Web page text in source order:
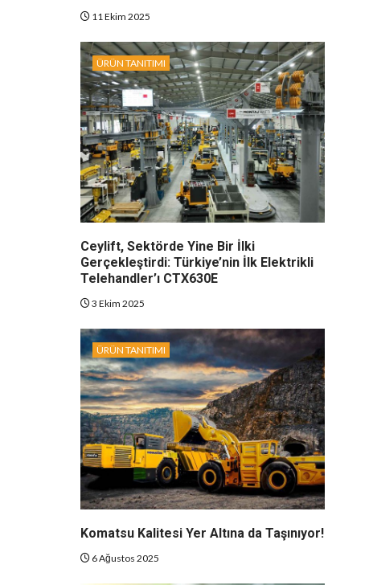
11 Ekim 2025
ÜRÜN TANITIMI
Ceylift, Sektörde Yine Bir İlki
Gerçekleştirdi: Türkiye’nin İlk Elektrikli
Telehandler’ı CTX630E
3 Ekim 2025
ÜRÜN TANITIMI
Komatsu Kalitesi Yer Altına da Taşınıyor!
6 Ağustos 2025